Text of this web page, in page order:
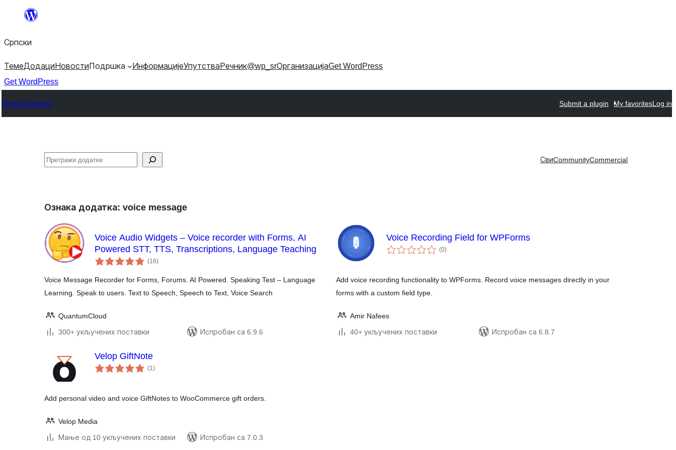
Скочи
садржај
Српски
ТемеДодаци Новости Подршка ИнформацијеУпутства Речник@wp_srОрганизацијаGet WordPress
Get WordPress
Plugin Directory Submit a plugin My favoritesLog in
Претрага СвиCommunityCommercial
Ознака додатка: voice message
Voice Audio Widgets – Voice recorder with Forms, AI
Powered STT, TTS, Transcriptions, Language Teaching
(16укупних
оцена
)
Voice Message Recorder for Forms, Forums. AI Powered. Speaking Test – Language
Learning. Speak to users. Text to Speech, Speech to Text, Voice Search
QuantumCloud
300+ укључених поставки
Испробан са 6.9.6
Voice Recording Field for WPForms
(0укупних
оцена
)
Add voice recording functionality to WPForms. Record voice messages directly in your
forms with a custom field type.
Amir Nafees
40+ укључених поставки
Испробан са 6.8.7
Velop GiftNote
(1укупних
оцена
)
Add personal video and voice GiftNotes to WooCommerce gift orders.
Velop Media
Мање од 10 укључених поставки
Испробан са 7.0.3